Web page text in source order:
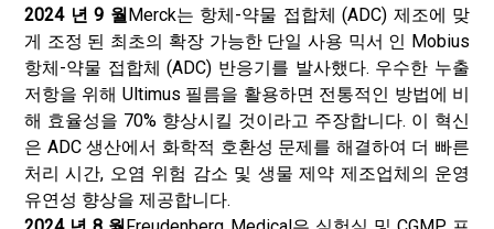
2024 년 9 월Merck는 항체-약물 접합체 (ADC) 제조에 맞
게 조정 된 최초의 확장 가능한 단일 사용 믹서 인 Mobius
항체-약물 접합체 (ADC) 반응기를 발사했다. 우수한 누출
저항을 위해 Ultimus 필름을 활용하면 전통적인 방법에 비
해 효율성을 70% 향상시킬 것이라고 주장합니다. 이 혁신
은 ADC 생산에서 화학적 호환성 문제를 해결하여 더 빠른
처리 시간, 오염 위험 감소 및 생물 제약 제조업체의 운영
유연성 향상을 제공합니다.